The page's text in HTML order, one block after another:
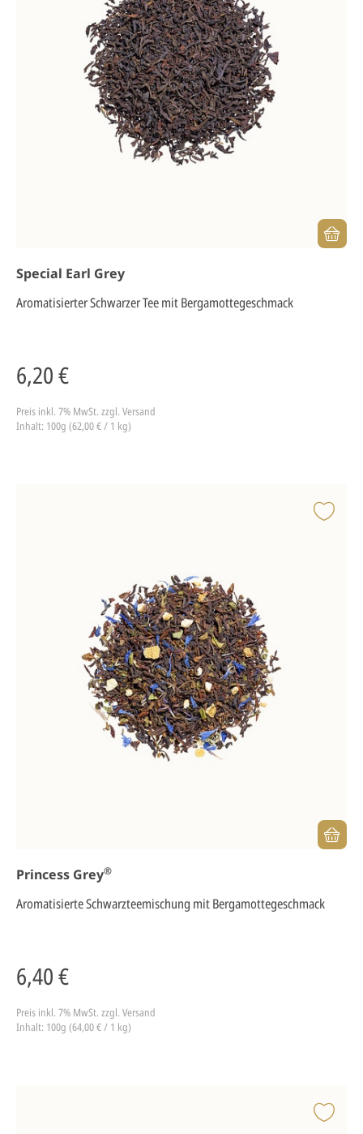
Special Earl Grey
Aromatisierter Schwarzer Tee mit Bergamottegeschmack
6,20 €
Preis inkl. 7% MwSt. zzgl. Versand
Inhalt: 100g (62,00 € / 1 kg)
Princess Grey®
Aromatisierte Schwarzteemischung mit Bergamottegeschmack
6,40 €
Preis inkl. 7% MwSt. zzgl. Versand
Inhalt: 100g (64,00 € / 1 kg)